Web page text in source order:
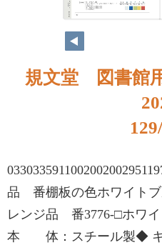
規文堂 図書館
品 番棚板の色ホワイト
レンジ品 番3776-□ホワ
本 体：スチール製◆ キ